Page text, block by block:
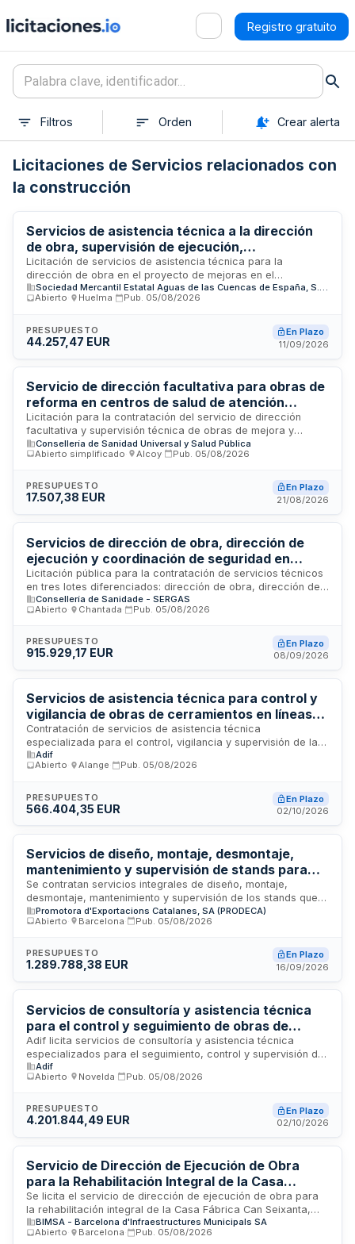
Registro gratuito
Filtros Orden Crear alerta
Licitaciones de Servicios relacionados con
la construcción
Servicios de asistencia técnica a la dirección
de obra, supervisión de ejecución,
coordinación de seguridad y salud y control
medioambiental para mejoras en
abastecimiento de agua potable en Huelma
Licitación de servicios de asistencia técnica para la
dirección de obra en el proyecto de mejoras en el
abastecimiento de agua potable del municipio de Huelma,
provincia de Jaén. El contrato comprende la supervisión y
seguridad y salud, y la coordinación y control
medioambiental. El proyecto está cofinanciado por la Unión
FEDER 2021-2027.
Sociedad Mercantil Estatal Aguas de las Cuencas de España, S.A. (ACUAES)
Abierto
Huelma Pub. 05/08/2026
PRESUPUESTO
44.257,47 EUR
En Plazo
11/09/2026
Servicio de dirección facultativa para obras de
reforma en centros de salud de atención
primaria del Departamento de Salud de Alcoy
Licitación para la contratación del servicio de dirección
facultativa y supervisión técnica de obras de mejora y
reforma en diversos centros sanitarios de atención primaria
gestionados por el Departamento de Salud de Alcoy. El
ejecución de las obras, garantizando el cumplimiento de
normativa técnica, presupuestos y plazos. Esta prestación es
viabilidad técnica y la seguridad en las instalaciones
sanitarias de la provincia de Alicante.
Consellería de Sanidad Universal y Salud Pública
Abierto simplificado
Alcoy Pub. 05/08/2026
PRESUPUESTO
17.507,38 EUR
En Plazo
21/08/2026
Servicios de dirección de obra, dirección de
ejecución y coordinación de seguridad en
reforma y ampliación del Hospital Público da
Mariña de Burela
Licitación pública para la contratación de servicios técnicos
en tres lotes diferenciados: dirección de obra, dirección de
ejecución de obra y coordinación de seguridad y salud en la
obra de reforma y ampliación del Hospital Público da Mariña
Sanidade - SERGAS licita estos servicios profesionales
necesarios para las fases 2 y 3 del proyecto de mejora y
correcta supervisión técnica, ejecución y cumplimiento
normativo en materia de seguridad durante el desarrollo de
los trabajos constructivos.
Consellería de Sanidade - SERGAS
Abierto
Chantada Pub. 05/08/2026
PRESUPUESTO
915.929,17 EUR
En Plazo
08/09/2026
Servicios de asistencia técnica para control y
vigilancia de obras de cerramientos en líneas
ferroviarias de la Red Convencional Sur
Contratación de servicios de asistencia técnica
especializada para el control, vigilancia y supervisión de la
ejecución de obras de reposición y ejecución de
cerramientos en tres líneas ferroviarias de la Red
Badajoz. El servicio abarca la dirección de obra,
coordinación de seguridad y salud, gestión de información y
hasta la recepción de las obras.
Adif
Abierto
Alange Pub. 05/08/2026
PRESUPUESTO
566.404,35 EUR
En Plazo
02/10/2026
Servicios de diseño, montaje, desmontaje,
mantenimiento y supervisión de stands para
Pabellones de Cataluña en ferias
internacionales
Se contratan servicios integrales de diseño, montaje,
desmontaje, mantenimiento y supervisión de los stands que
conforman los Pabellones de Cataluña en siete ferias
internacionales celebradas en Alemania durante 2027. Los
equipos, materiales y herramientas necesarios, así como el
suministro de energía eléctrica y agua en los puntos
con los objetivos de promoción comercial establecidos.
Promotora d'Exportacions Catalanes, SA (PRODECA)
Abierto
Barcelona Pub. 05/08/2026
PRESUPUESTO
1.289.788,38 EUR
En Plazo
16/09/2026
Servicios de consultoría y asistencia técnica
para el control y seguimiento de obras de
instalaciones de seguridad y comunicaciones
ferroviarias en el tramo La Encina-Alicante
Adif licita servicios de consultoría y asistencia técnica
especializados para el seguimiento, control y supervisión de
las obras del proyecto constructivo de instalaciones de
seguridad y comunicaciones en la provincia de Alicante. El
obra en control cualitativo, seguimiento económico y
verificación del cumplimiento de condiciones de calidad,
vigente, planes de gestión aprobados y documentación
técnica del proyecto.
Adif
Abierto
Novelda Pub. 05/08/2026
PRESUPUESTO
4.201.844,49 EUR
En Plazo
02/10/2026
Servicio de Dirección de Ejecución de Obra
para la Rehabilitación Integral de la Casa
Fábrica Can Seixanta en Barcelona
Se licita el servicio de dirección de ejecución de obra para
la rehabilitación integral de la Casa Fábrica Can Seixanta,
ubicada en el Barrio del Raval de Barcelona. El equipo
consultor será responsable de la planificación y
BIMSA - Barcelona d'Infraestructures Municipals SA
Abierto
Barcelona Pub. 05/08/2026